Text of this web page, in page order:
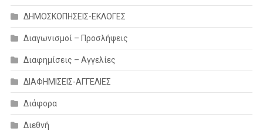
ΔΗΜΟΣΚΟΠΗΣΕΙΣ-ΕΚΛΟΓΕΣ
Διαγωνισμοί – Προσλήψεις
Διαφημίσεις – Αγγελίες
ΔΙΑΦΗΜΙΣΕΙΣ-ΑΓΓΕΛΙΕΣ
Διάφορα
Διεθνή